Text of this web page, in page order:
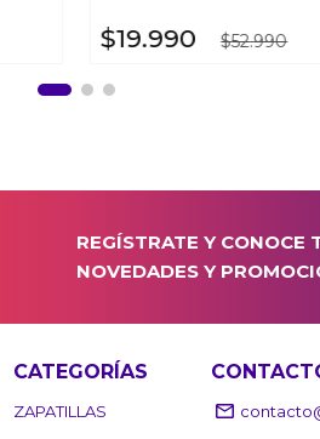
$19.990 $52.990
REGÍSTRATE Y CONOCE
NOVEDADES Y
CATEGORÍAS
ZAPATILLAS